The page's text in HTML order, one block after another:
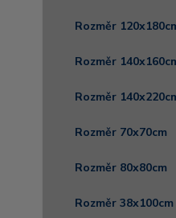
Rozměr
Rozměr
Rozměr
Rozměr 70x70cm
Rozměr 80x80cm
Rozměr 38x100cm